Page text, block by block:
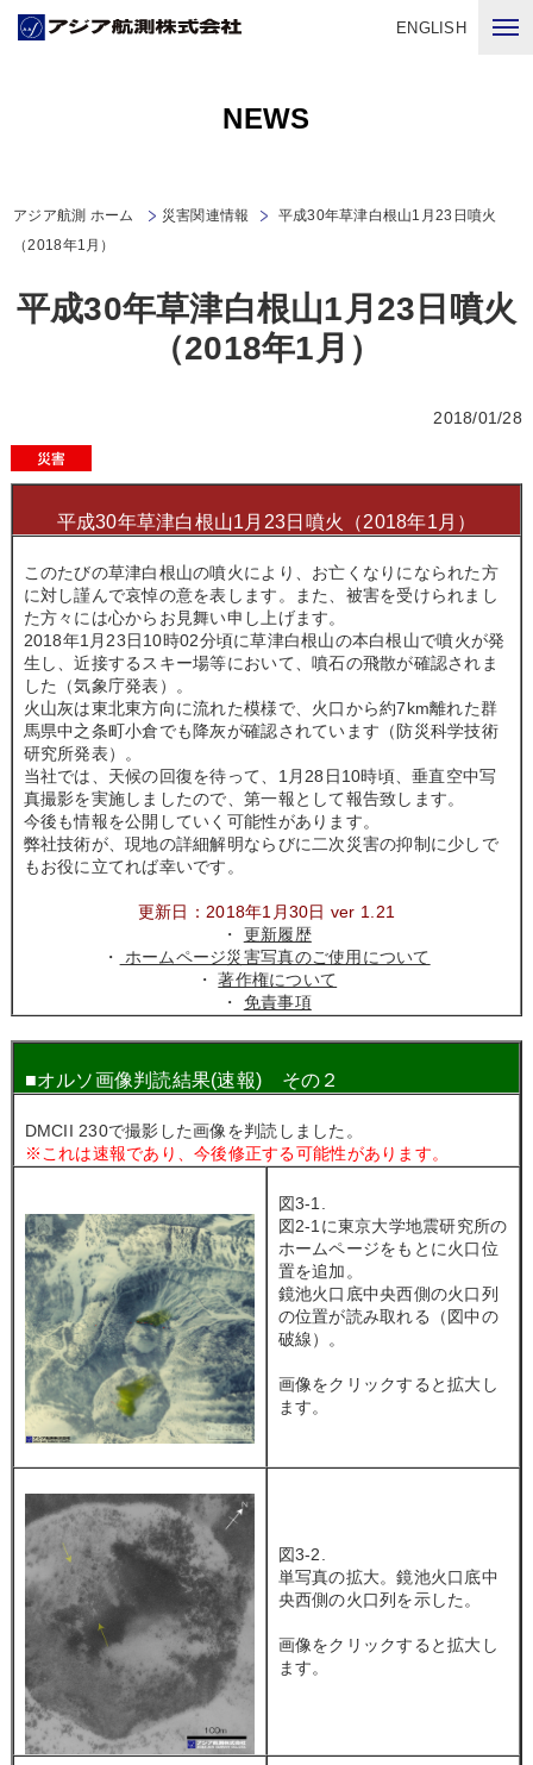
ENGLISH
NEWS
アジア航測 ホーム 災害関連情報
平成30年草津白根山1月23日噴火
（2018年1月）
平成30年草津白根山1月23日噴火
（2018年1月）
2018/01/28
平成30年草津白根山1月23日噴火（2018年1月）
このたびの草津白根山の噴火により、お亡くなりになられた方
に対し謹んで哀悼の意を表します。また、被害を受けられまし
た方々には心からお見舞い申し上げます。
2018年1月23日10時02分頃に草津白根山の本白根山で噴火が発
生し、近接するスキー場等において、噴石の飛散が確認されま
した（気象庁発表）。
火山灰は東北東方向に流れた模様で、火口から約7km離れた群
馬県中之条町小倉でも降灰が確認されています（防災科学技術
研究所発表）。
当社では、天候の回復を待って、1月28日10時頃、垂直空中写
真撮影を実施しましたので、第一報として報告致します。
今後も情報を公開していく可能性があります。
弊社技術が、現地の詳細解明ならびに二次災害の抑制に少しで
もお役に立てれば幸いです。
更新日：2018年1月30日 ver 1.21
・ 更新履歴
・
ホームページ災害写真のご使用について
・著作権について
・ 免責事項
■オルソ画像判読結果(速報) その２
DMCII 230で撮影した画像を判読しました。
※これは速報であり、今後修正する可能性があります。
図3-1.
図2-1に東京大学地震研究所の
ホームページをもとに火口位
置を追加。
鏡池火口底中央西側の火口列
の位置が読み取れる（図中の
破線）。
画像をクリックすると拡大し
ます。
図3-2.
単写真の拡大。鏡池火口底中
央西側の火口列を示した。
画像をクリックすると拡大し
ます。